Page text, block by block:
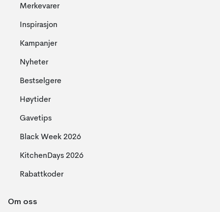
Merkevarer
Inspirasjon
Kampanjer
Nyheter
Bestselgere
Høytider
Gavetips
Black Week 2026
KitchenDays 2026
Rabattkoder
Om oss